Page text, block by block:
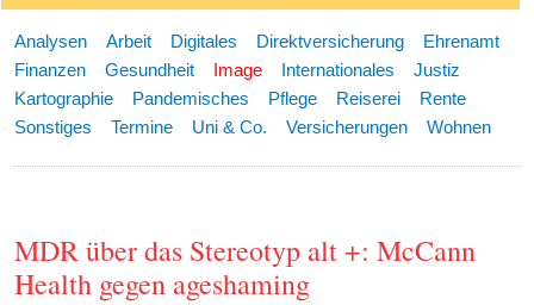
Analysen Arbeit Digitales Direktversicherung
Ehrenamt
Finanzen
Gesundheit Image Internationales
Justiz
Kartographie
Pandemisches Pflege Reiserei
Rente
Sonstiges
Termine Uni & Co. Versicherungen Wohnen
MDR über das Stereotyp alt +: McCann
Health gegen ageshaming